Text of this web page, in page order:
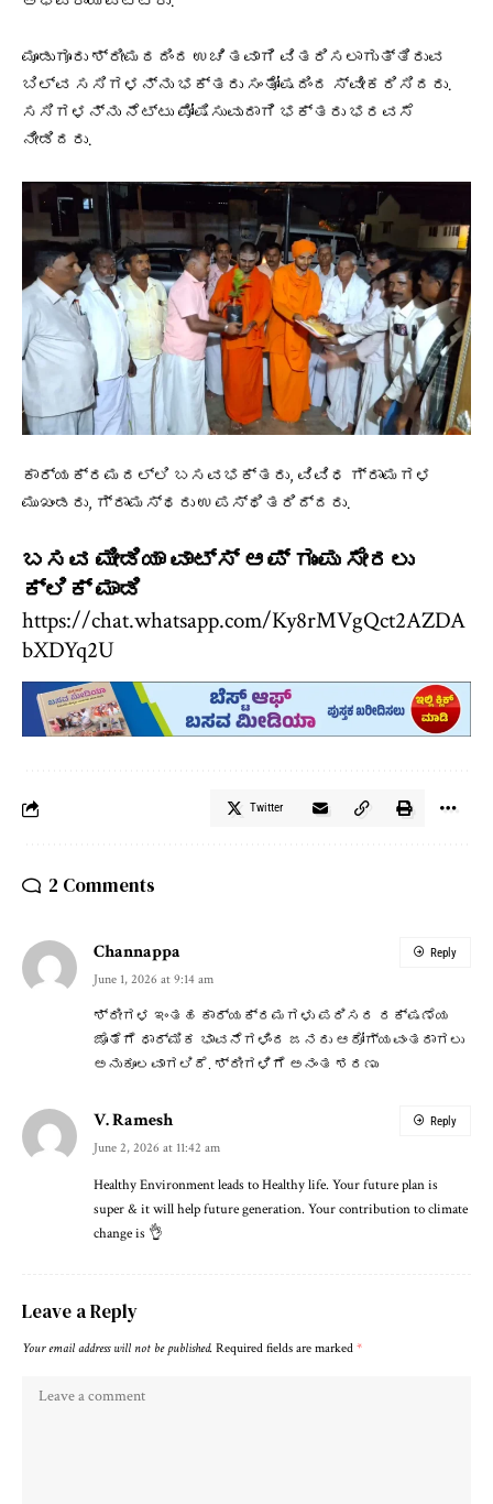
ಮೂಡುಗೂರು ಶ್ರೀಮಠದಿಂದ ಉಚಿತವಾಗಿ ವಿತರಿಸಲಾಗುತ್ತಿರುವ
ಬಿಲ್ವ ಸಸಿಗಳನ್ನು ಭಕ್ತರು ಸಂತೋಷದಿಂದ ಸ್ವೀಕರಿಸಿದರು.
ಸಸಿಗಳನ್ನು ನೆಟ್ಟು ಪೋಷಿಸುವುದಾಗಿ ಭಕ್ತರು ಭರವಸೆ
ನೀಡಿದರು.
ಕಾರ್ಯಕ್ರಮದಲ್ಲಿ ಬಸವಭಕ್ತರು, ವಿವಿಧ ಗ್ರಾಮಗಳ
ಮುಖಂಡರು, ಗ್ರಾಮಸ್ಥರು ಉಪಸ್ಥಿತರಿದ್ದರು.
ಬಸವ ಮೀಡಿಯಾ ವಾಟ್ಸ್ ಆಪ್ ಗುಂಪು ಸೇರಲು
ಕ್ಲಿಕ್ ಮಾಡಿ
https://chat.whatsapp.com/Ky8rMVgQct2AZDA
bXDYq2U
Twitter
2 Comments
Channappa
June 1, 2026 at 9:14 am
ಶ್ರೀಗಳ ಇಂತಹ ಕಾರ್ಯಕ್ರಮಗಳು ಪರಿಸರ ರಕ್ಷಣೆಯ
ಜೊತೆಗೆ ಧಾರ್ಮಿಕ ಭಾವನೆಗಳಿಂದ ಜನರು ಆರೋಗ್ಯವಂತರಾಗಲು
ಅನುಕೂಲವಾಗಲಿದೆ. ಶ್ರೀಗಳಿಗೆ ಅನಂತ ಶರಣು
Reply
V. Ramesh
June 2, 2026 at 11:42 am
Healthy Environment leads to Healthy life. Your future plan is
super & it will help future generation. Your contribution to climate
change is 👌
Reply
Leave a Reply
Your email address will not be published. Required fields are marked *